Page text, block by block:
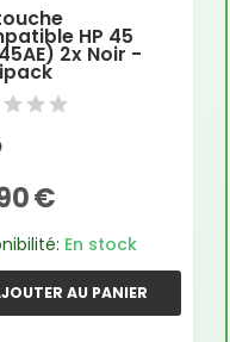
HP 45
2x Noir -
€
En stock
AU PANIER